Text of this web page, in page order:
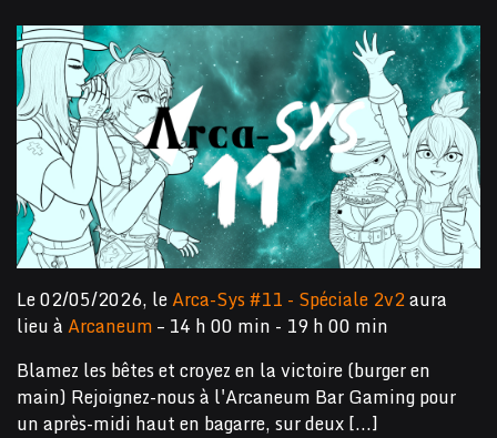
Le 02/05/2026, leArca-Sys #11 - Spéciale 2v2aura
lieu àArcaneum– 14 h 00 min - 19 h 00 min
Blamez les bêtes et croyez en la victoire (burger en
main) Rejoignez-nous à l'Arcaneum Bar Gaming pour
un après-midi haut en bagarre, sur deux [...]